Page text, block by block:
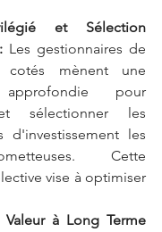
et Sélection
Les gestionnaires de
mènent une
pour
sélectionner les
d'investissement les
Cette
vise à optimiser
à Long Terme